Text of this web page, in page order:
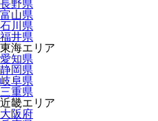
長野県
富山県
石川県
福井県
東海エリア
愛知県
静岡県
岐阜県
三重県
近畿エリア
大阪府